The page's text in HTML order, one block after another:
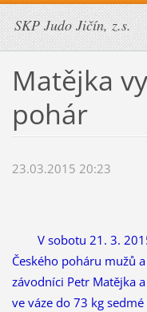
SKP Judo Jičín, z.s.
Matějka
pohár
23.03.2015 20:23
V sobotu 21. 3.
Českého poháru mužů
závodníci Petr Matějka
ve váze do 73 kg